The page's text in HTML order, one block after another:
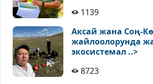
1139
Аксай жана Соң-
жайлоолорунда
экосистемал ..>
8723